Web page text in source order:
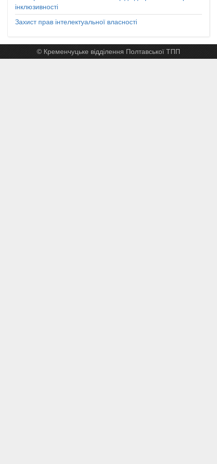
інклюзивності
Захист прав інтелектуальної власності
© Кременчуцьке відділення Полтавської ТПП